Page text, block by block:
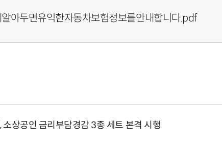
아두면유익한자동차보험정보를안내합니다.pdf
소상공인 금리부담경감 3종 세트 본격 시행